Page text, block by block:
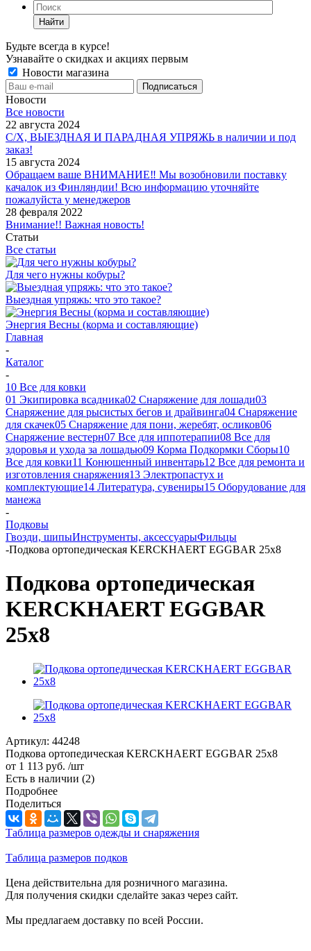
Найти
Будьте всегда в курсе!
Узнавайте о скидках и акциях первым
Новости магазина
Новости
Все новости
22 августа 2024
С/Х, ВЫЕЗДНАЯ И ПАРАДНАЯ УПРЯЖЬ в наличии и под
заказ!
15 августа 2024
Обращаем ваше ВНИМАНИЕ‼ Мы возобновили поставку
качалок из Финляндии! Всю информацию уточняйте
пожалуйста у менеджеров
28 февраля 2022
Внимание!! Важная новость!
Статьи
Все статьи
Для чего нужны кобуры?
Выездная упряжь: что это такое?
Энергия Весны (корма и составляющие)
Главная
-
Каталог
-
10 Все для ковки
01 Экипировка всадника02 Снаряжение для лошади03
Снаряжение для рысистых бегов и драйвинга04 Снаряжение
для скачек05 Снаряжение для пони, жеребят, осликов06
Снаряжение вестерн07 Все для иппотерапии08 Все для
здоровья и ухода за лошадью09 Корма Подкормки Сборы10
Все для ковки11 Конюшенный инвентарь12 Все для ремонта и
изготовления снаряжения13 Электропастух и
комплектующие14 Литература, сувениры15 Оборудование для
манежа
-
Подковы
Гвозди, шипыИнструменты, аксессуарыФильцы
-Подкова ортопедическая KERCKHAERT EGGBAR 25x8
Подкова ортопедическая
KERCKHAERT EGGBAR
25x8
Артикул: 44248
Подкова ортопедическая KERCKHAERT EGGBAR 25x8
от 1 113 руб. /шт
Есть в наличии (2)
Подробнее
Поделиться
Таблица размеров одежды и снаряжения
Таблица размеров подков
Цена действительна для розничного магазина.
Для получения скидки сделайте заказ через сайт.
Мы предлагаем доставку по всей России.